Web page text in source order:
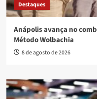
Destaques
Anápolis avança no
Método Wolbachia
8 de agosto de 2026